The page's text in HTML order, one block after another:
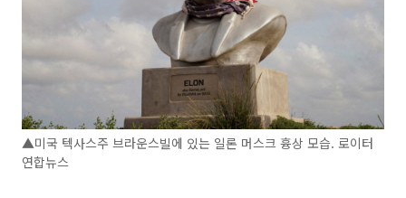
▲미국 텍사스주 브라운스빌에 있는 일론 머스크 흉상 모습. 로이터
연합뉴스